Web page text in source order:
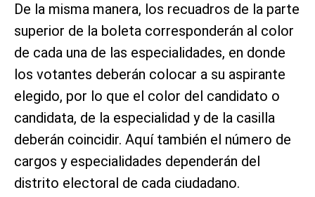
De la misma manera, los recuadros de la parte
superior de la boleta corresponderán al color
de cada una de las especialidades, en donde
los votantes deberán colocar a su aspirante
elegido, por lo que el color del candidato o
candidata, de la especialidad y de la casilla
deberán coincidir. Aquí también el número de
cargos y especialidades dependerán del
distrito electoral de cada ciudadano.